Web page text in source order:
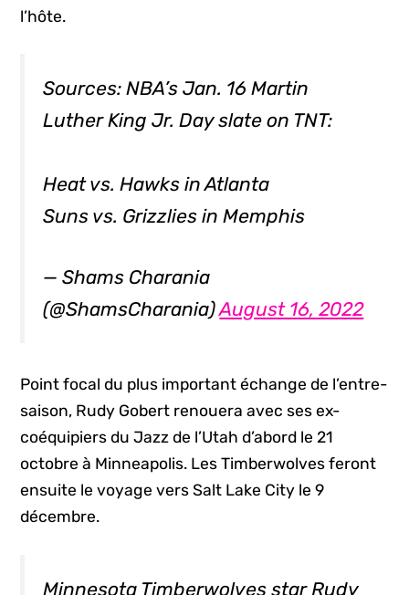
l’hôte.
Sources: NBA’s Jan. 16 Martin
Luther King Jr. Day slate on TNT:
Heat vs. Hawks in Atlanta
Suns vs. Grizzlies in Memphis
— Shams Charania
(@ShamsCharania)August 16, 2022
Point focal du plus important échange de l’entre-
saison, Rudy Gobert renouera avec ses ex-
coéquipiers du Jazz de l’Utah d’abord le 21
octobre à Minneapolis. Les Timberwolves feront
ensuite le voyage vers Salt Lake City le 9
décembre.
Minnesota Timberwolves star Rudy